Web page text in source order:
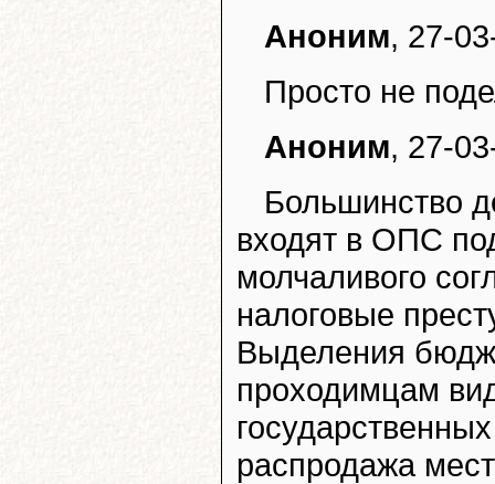
Аноним, 27-
Просто не
Аноним, 27-
Большинство
входят в ОПС
молчаливого
налоговые
Выделения
проходимцам
распродажа